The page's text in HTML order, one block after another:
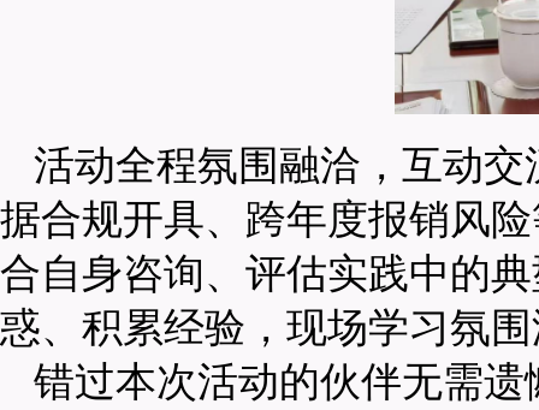
活动全程氛围融洽，互动
据合规开具、跨年度报销风
合自身咨询、评估实践中的
惑、积累经验，现场学习氛
错过本次活动的伙伴无需